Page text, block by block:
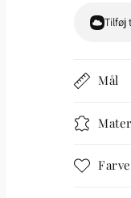
Sort/
Tilføj
Mål
Farve